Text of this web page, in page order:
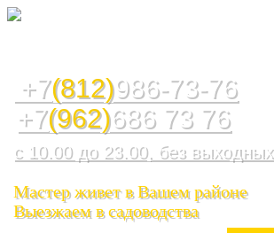
+7(812)986-73-76
+7(962)686 73 76
с 10.00 до 23.00, без выходных
Мастер живет в Вашем районе
Выезжаем в садоводства